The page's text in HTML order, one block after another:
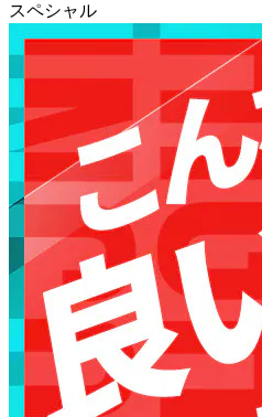
スペシャル